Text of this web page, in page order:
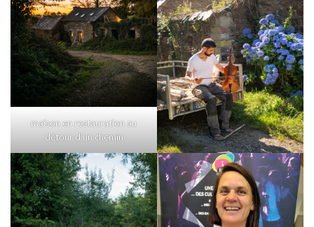
maison en restauration au
détour d’un chemin